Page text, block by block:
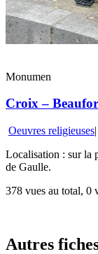
Monumen
Croix –
Oeuvres religieuses|
Localisation : sur la
de Gaulle.
378 vues au total, 0
Autres